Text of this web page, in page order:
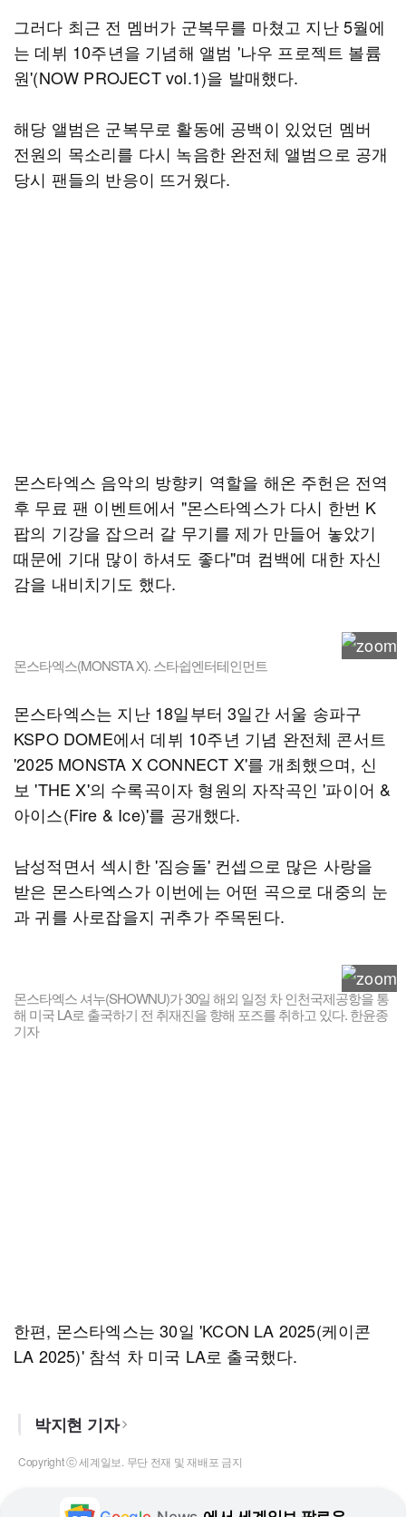
그러다 최근 전 멤버가 군복무를 마쳤고 지난 5월에
는 데뷔 10주년을 기념해 앨범 '나우 프로젝트 볼륨
원'(NOW PROJECT vol.1)을 발매했다.
해당 앨범은 군복무로 활동에 공백이 있었던 멤버
전원의 목소리를 다시 녹음한 완전체 앨범으로 공개
당시 팬들의 반응이 뜨거웠다.
몬스타엑스 음악의 방향키 역할을 해온 주헌은 전역
후 무료 팬 이벤트에서 "몬스타엑스가 다시 한번 K
팝의 기강을 잡으러 갈 무기를 제가 만들어 놓았기
때문에 기대 많이 하셔도 좋다"며 컴백에 대한 자신
감을 내비치기도 했다.
몬스타엑스(MONSTA X). 스타쉽엔터테인먼트
몬스타엑스는 지난 18일부터 3일간 서울 송파구
KSPO DOME에서 데뷔 10주년 기념 완전체 콘서트
'2025 MONSTA X CONNECT X'를 개최했으며, 신
보 'THE X'의 수록곡이자 형원의 자작곡인 '파이어 &
아이스(Fire & Ice)'를 공개했다.
남성적면서 섹시한 '짐승돌' 컨셉으로 많은 사랑을
받은 몬스타엑스가 이번에는 어떤 곡으로 대중의 눈
과 귀를 사로잡을지 귀추가 주목된다.
몬스타엑스 셔누(SHOWNU)가 30일 해외 일정 차 인천국제공항을 통
해 미국 LA로 출국하기 전 취재진을 향해 포즈를 취하고 있다. 한윤종
기자
한편, 몬스타엑스는 30일 'KCON LA 2025(케이콘
LA 2025)' 참석 차 미국 LA로 출국했다.
박지현 기자
Copyright ⓒ 세계일보. 무단 전재 및 재배포 금지